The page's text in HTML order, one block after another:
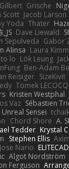
Grische
Scott Jacob Larson
Yoda Thater
Dave Liewald
Sepulveda Gabor
Alinsa Laura
lo Lök Leung
Ben-Adam
Reisiger SizeKivit
Tomek LECOCQ
Kristen Westphal
Vaz Sébastien
Unreal Sensei
Chord Shore A.
Tedder Krystal
Stephen Ellis
Jose Nario ELITECAD
Algot Nordström
Ferguson